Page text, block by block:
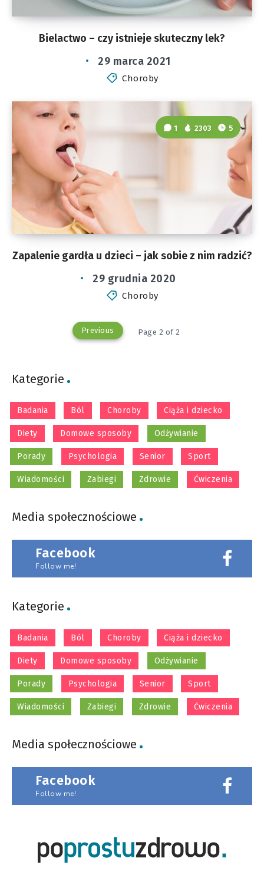
Bielactwo – czy istnieje skuteczny lek?
29 marca 2021
Choroby
Zapalenie gardła u dzieci – jak sobie z nim radzić?
1 2303 5
29 grudnia 2020
Choroby
Previous Page 2 of 2
Kategorie
Badania Ból Choroby Ciąża i dziecko
Diety Domowe sposoby Odżywianie
Porady Psychologia Senior Sport
Wiadomości Zabiegi Zdrowie Ćwiczenia
Media społecznościowe
Facebook
Follow me!
Kategorie
Badania Ból Choroby Ciąża i dziecko
Diety Domowe sposoby Odżywianie
Porady Psychologia Senior Sport
Wiadomości Zabiegi Zdrowie Ćwiczenia
Media społecznościowe
Facebook
Follow me!